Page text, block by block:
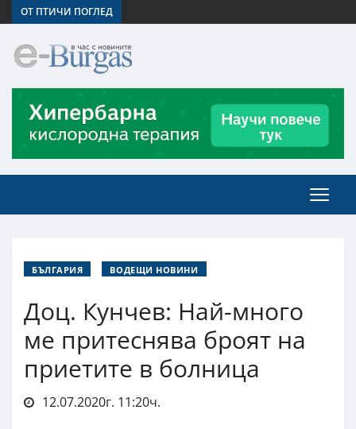
ОТ ПТИЧИ ПОГЛЕД
БЪЛГАРИЯ ВОДЕЩИ НОВИНИ
Доц. Кунчев: Най-много
ме притеснява броят на
приетите в болница
12.07.2020г. 11:20ч.